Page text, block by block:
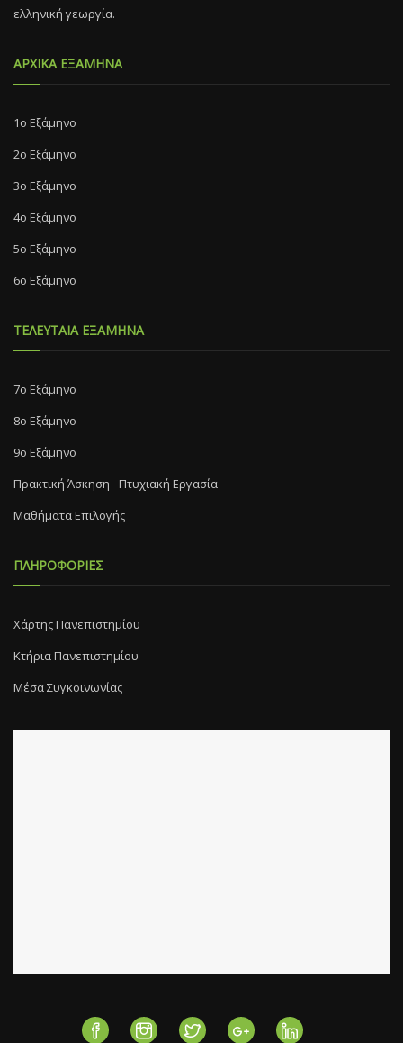
ελληνική γεωργία.
ΑΡΧΙΚΑ ΕΞΑΜΗΝΑ
1ο Εξάμηνο
2ο Εξάμηνο
3ο Εξάμηνο
4ο Εξάμηνο
5ο Εξάμηνο
6ο Εξάμηνο
ΤΕΛΕΥΤΑΙΑ ΕΞΑΜΗΝΑ
7o Eξάμηνο
8o Eξάμηνο
9ο Εξάμηνο
Πρακτική Άσκηση - Πτυχιακή Εργασία
Μαθήματα Επιλογής
ΠΛΗΡΟΦΟΡΙΕΣ
Χάρτης Πανεπιστημίου
Κτήρια Πανεπιστημίου
Μέσα Συγκοινωνίας